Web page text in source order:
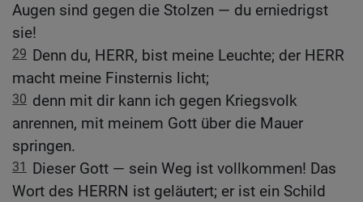
Augen sind gegen die Stolzen — du erniedrigst
sie!
29 Denn du, HERR, bist meine Leuchte; der HERR
macht meine Finsternis licht;
30 denn mit dir kann ich gegen Kriegsvolk
anrennen, mit meinem Gott über die Mauer
springen.
31
Dieser Gott — sein Weg ist vollkommen! Das
Wort des HERRN ist geläutert; er ist ein Schild